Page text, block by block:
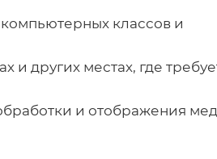
классов и
и других местах, где
и отображения